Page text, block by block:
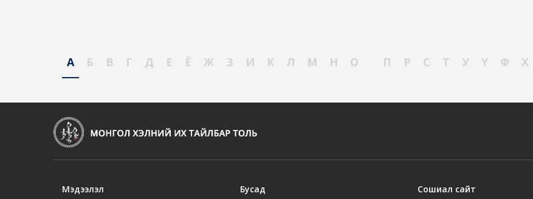
А Б В Г Д Е Ё Ж З И К Л М Н О П Р С Т У Ү Ф Х
Мэдээлэл Бусад Сошиал сайт